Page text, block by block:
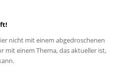
nicht mit einem abgedroschenen
mit einem Thema, das aktueller ist,